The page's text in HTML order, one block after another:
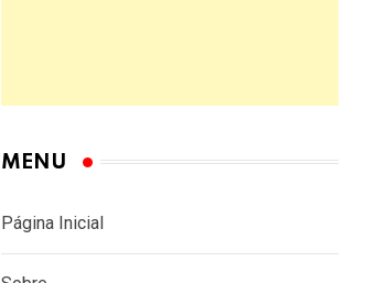
MENU
Página Inicial